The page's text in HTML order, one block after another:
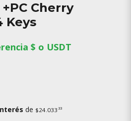
Cherry
Keys
$ o USDT
de $24.033 33